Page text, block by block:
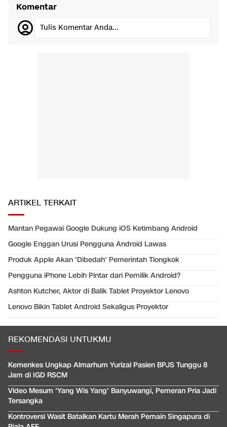
Komentar
Tulis Komentar Anda...
ARTIKEL TERKAIT
Mantan Pegawai Google Dukung iOS Ketimbang Android
Google Enggan Urusi Pengguna Android Lawas
Produk Apple Akan 'Dibedah' Pemerintah Tiongkok
Pengguna iPhone Lebih Pintar dari Pemilik Android?
Ashton Kutcher, Aktor di Balik Tablet Proyektor Lenovo
Lenovo Bikin Tablet Android Sekaligus Proyektor
REKOMENDASI UNTUKMU
Kemenkes Ungkap Almarhum Yurizal Pasien BPJS Tunggu 8
Jam di IGD RSCM
Video Mesum 'Yang Wis Yang' Banyuwangi, Pemeran Pria Jadi
Tersangka
Kontroversi Wasit Batalkan Kartu Merah Pemain Singapura di